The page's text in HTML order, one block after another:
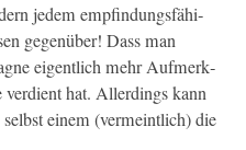
jedem empfind­ungs­fähi­
gegenüber! Dass man
eigentlich mehr Aufmerk­
ver­di­ent hat. Allerd­ings kann
einem (ver­meintlich) die